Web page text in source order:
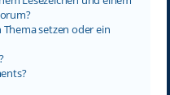
Thema setzen oder ein